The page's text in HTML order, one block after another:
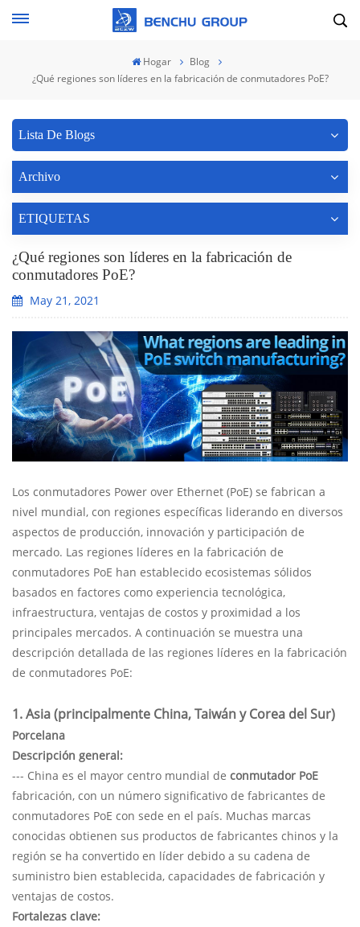
Hogar
Blog
¿Qué regiones son líderes en la fabricación de conmutadores PoE?
Lista De Blogs
Archivo
ETIQUETAS
¿Qué regiones son líderes en la fabricación de
conmutadores PoE?
May 21, 2021
Los conmutadores Power over Ethernet (PoE) se fabrican a
nivel mundial, con regiones específicas liderando en diversos
aspectos de producción, innovación y participación de
mercado. Las regiones líderes en la fabricación de
conmutadores PoE han establecido ecosistemas sólidos
basados en factores como experiencia tecnológica,
infraestructura, ventajas de costos y proximidad a los
principales mercados. A continuación se muestra una
descripción detallada de las regiones líderes en la fabricación
de conmutadores PoE:
1. Asia (principalmente China, Taiwán y Corea del Sur)
Porcelana
Descripción general:
--- China es el mayor centro mundial de conmutador PoE
fabricación, con un número significativo de fabricantes de
conmutadores PoE con sede en el país. Muchas marcas
conocidas obtienen sus productos de fabricantes chinos y la
región se ha convertido en líder debido a su cadena de
suministro bien establecida, capacidades de fabricación y
ventajas de costos.
Fortalezas clave: